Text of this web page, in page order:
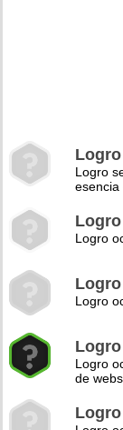
Logro
esencia
Logro
Logro
Logro
de webs